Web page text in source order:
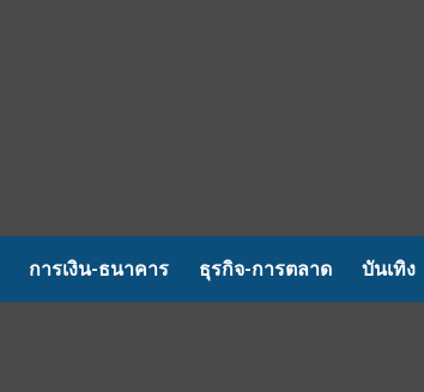
การเงิน-ธนาคาร ธุรกิจ-การตลาด บันเทิง